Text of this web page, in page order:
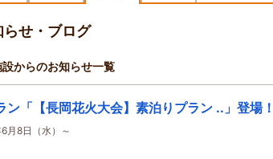
せ・ブログ
からのお知らせ一覧
ン「【長岡花火大会】素泊りプラン ..」登場！
月8日（水）～